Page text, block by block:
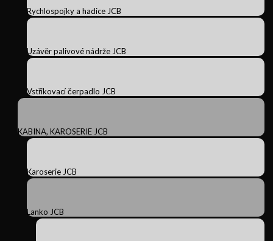
Rychlospojky a hadice JCB
Uzávěr palivové nádrže JCB
Vstřikovací čerpadlo JCB
KABINA, KAROSERIE JCB
Karoserie JCB
Lanko JCB